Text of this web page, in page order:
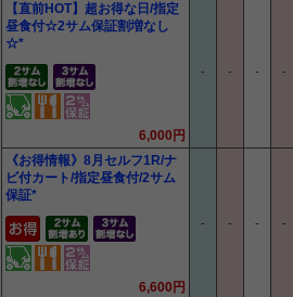
【直前HOT】超お得な日/指定
昼食付☆2サム保証割増なし
☆*
6,000円
- - - -
《お得情報》8月セルフ1R/ナ
ビ付カート/指定昼食付/2サム
保証*
6,600円
- - - -